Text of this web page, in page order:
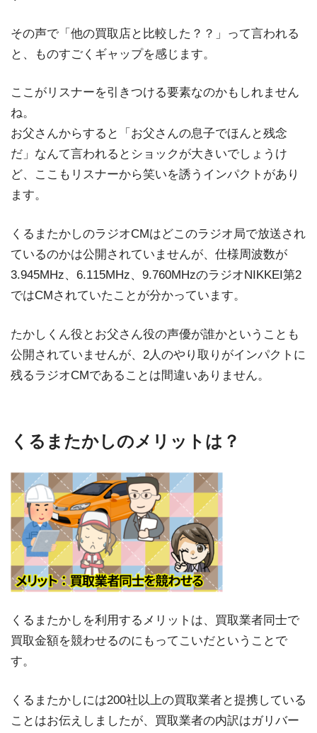
その声で「他の買取店と比較した？？」って言われる
と、ものすごくギャップを感じます。
ここがリスナーを引きつける要素なのかもしれません
ね。
お父さんからすると「お父さんの息子でほんと残念
だ」なんて言われるとショックが大きいでしょうけ
ど、ここもリスナーから笑いを誘うインパクトがあり
ます。
くるまたかしのラジオCMはどこのラジオ局で放送され
ているのかは公開されていませんが、仕様周波数が
3.945MHz、6.115MHz、9.760MHzのラジオNIKKEI第2
ではCMされていたことが分かっています。
たかしくん役とお父さん役の声優が誰かということも
公開されていませんが、2人のやり取りがインパクトに
残るラジオCMであることは間違いありません。
くるまたかしのメリットは？
くるまたかしを利用するメリットは、買取業者同士で
買取金額を競わせるのにもってこいだということで
す。
くるまたかしには200社以上の買取業者と提携している
ことはお伝えしましたが、買取業者の内訳はガリバー